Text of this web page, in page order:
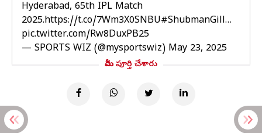
Hyderabad, 65th IPL Match
2025.https://t.co/7Wm3X0SNBU#ShubmanGill…
pic.twitter.com/Rw8DuxPB25
— SPORTS WIZ (@mysportswiz) May 23, 2025
మీరు పూర్తి చేశారు